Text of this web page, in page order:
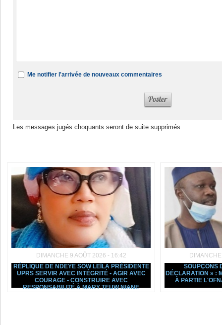
Me notifier l'arrivée de nouveaux commentaires
Les messages jugés choquants seront de suite supprimés
DIMANCHE 9 AOÛT 2026 - 16:42
RÉPLIQUE DE NDEYE SOW LEÏLA PRÉSIDENTE
UPRS SERVIR AVEC INTÉGRITÉ • AGIR AVEC
COURAGE • CONSTRUIRE AVEC
RESPONSABILITÉ À MARY TEUW NIANE
SOUPÇONS
DÉCLARATION » :
À PARTIE